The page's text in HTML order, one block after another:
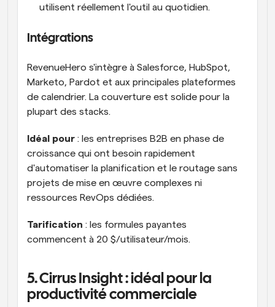
utilisent réellement l'outil au quotidien.
Intégrations
RevenueHero s'intègre à Salesforce, HubSpot,
Marketo, Pardot et aux principales plateformes
de calendrier. La couverture est solide pour la
plupart des stacks.
Idéal pour : les entreprises B2B en phase de
croissance qui ont besoin rapidement
d'automatiser la planification et le routage sans
projets de mise en œuvre complexes ni
ressources RevOps dédiées.
Tarification : les formules payantes
commencent à 20 $/utilisateur/mois.
5. Cirrus Insight : idéal pour la
productivité commerciale